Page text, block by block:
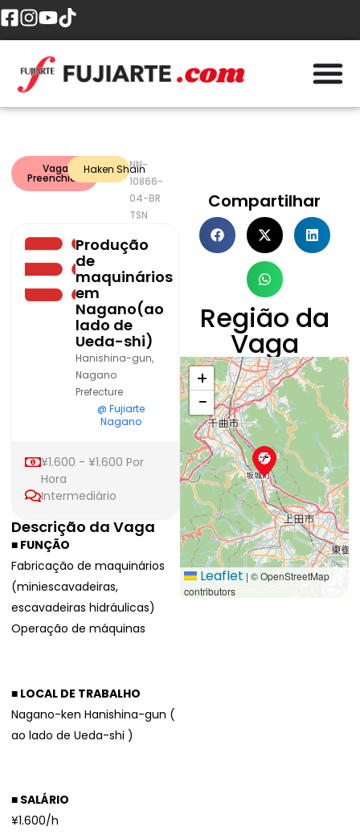
Vaga
Preenchida
Haken Shain
NN-
10866-
04-BR
TSN
Produção
de
maquinários
em
Nagano(ao
lado de
Ueda-shi)
Hanishina-gun,
Nagano
Prefecture
@ Fujiarte
Nagano
¥1.600 - ¥1.600 Por
Hora
Intermediário
Descrição da Vaga
■ FUNÇÃO
Fabricação de maquinários
(miniescavadeiras,
escavadeiras hidráulicas)
Operação de máquinas
■ LOCAL DE TRABALHO
Nagano-ken Hanishina-gun (
ao lado de Ueda-shi )
■ SALÁRIO
¥1.600/h
Compartilhar
Região da
Vaga
+
−
Leaflet | © OpenStreetMap
contributors